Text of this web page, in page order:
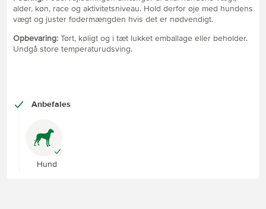
alder, køn, race og aktivitetsniveau. Hold derfor øje med hundens
vægt og juster fodermængden hvis det er nødvendigt.
Opbevaring: Tørt, køligt og i tæt lukket emballage eller beholder.
Undgå store temperaturudsving.
Anbefales
Hund